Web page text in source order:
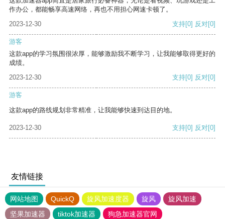
作办公，都能畅享高速网络，再也不用担心网速卡顿了。
2023-12-30
支持[0] 反对[0]
游客
这款app的学习氛围很浓厚，能够激励我不断学习，让我能够取得更好的
成绩。
2023-12-30
支持[0] 反对[0]
游客
这款app的路线规划非常精准，让我能够快速到达目的地。
2023-12-30 支持[0] 反对[0]
友情链接
网站地图 QuickQ 旋风加速度器 旋风
旋风加速
坚果加速器
tiktok加速器
狗急加速器官网